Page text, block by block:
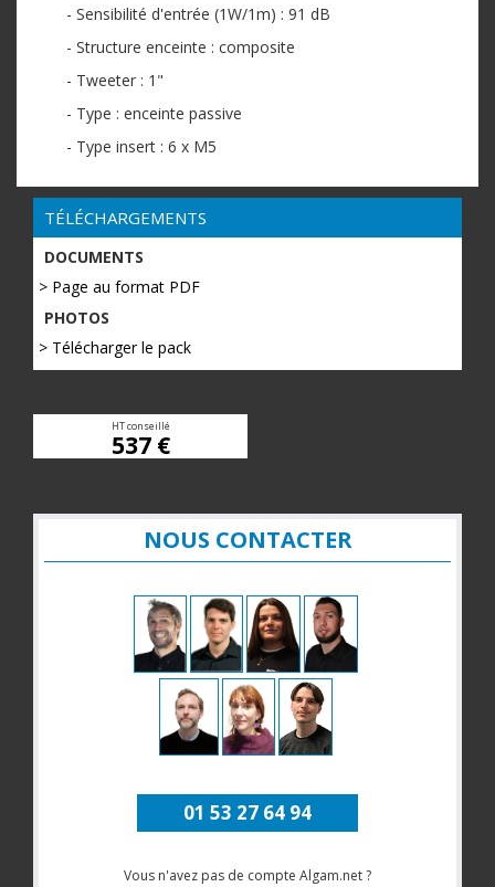
- Sensibilité d'entrée (1W/1m) : 91 dB
- Structure enceinte : composite
- Tweeter : 1"
- Type : enceinte passive
- Type insert : 6 x M5
TÉLÉCHARGEMENTS
DOCUMENTS
> Page au format PDF
PHOTOS
> Télécharger le pack
HT conseillé
537 €
NOUS CONTACTER
01 53 27 64 94
Vous n'avez pas de compte Algam.net ?